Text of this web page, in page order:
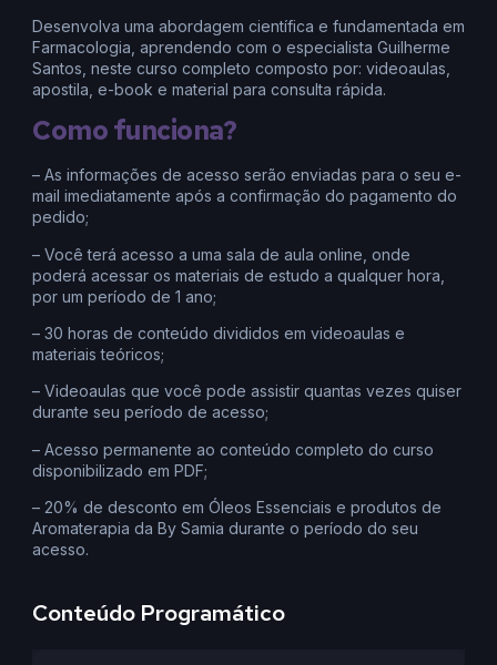
Desenvolva uma abordagem científica e fundamentada em
Farmacologia, aprendendo com o especialista Guilherme
Santos, neste curso completo composto por: videoaulas,
apostila, e-book e material para consulta rápida.
Como funciona?
– As informações de acesso serão enviadas para o seu e-
mail imediatamente após a confirmação do pagamento do
pedido;
– Você terá acesso a uma sala de aula online, onde
poderá acessar os materiais de estudo a qualquer hora,
por um período de 1 ano;
– 30 horas de conteúdo divididos em videoaulas e
materiais teóricos;
– Videoaulas que você pode assistir quantas vezes quiser
durante seu período de acesso;
– Acesso permanente ao conteúdo completo do curso
disponibilizado em PDF;
– 20% de desconto em Óleos Essenciais e produtos de
Aromaterapia da By Samia durante o período do seu
acesso.
Conteúdo Programático